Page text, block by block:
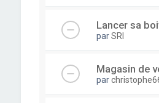
Lancer sa
parSRI
Magasin de
par